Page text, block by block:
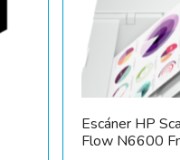
Escáner HP
Flow N6600